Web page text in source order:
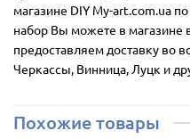
магазине DIY My-art.com.ua
набор Вы можете в магазине
предоставляем доставку во
Черкассы, Винница, Луцк и
Похожие товары